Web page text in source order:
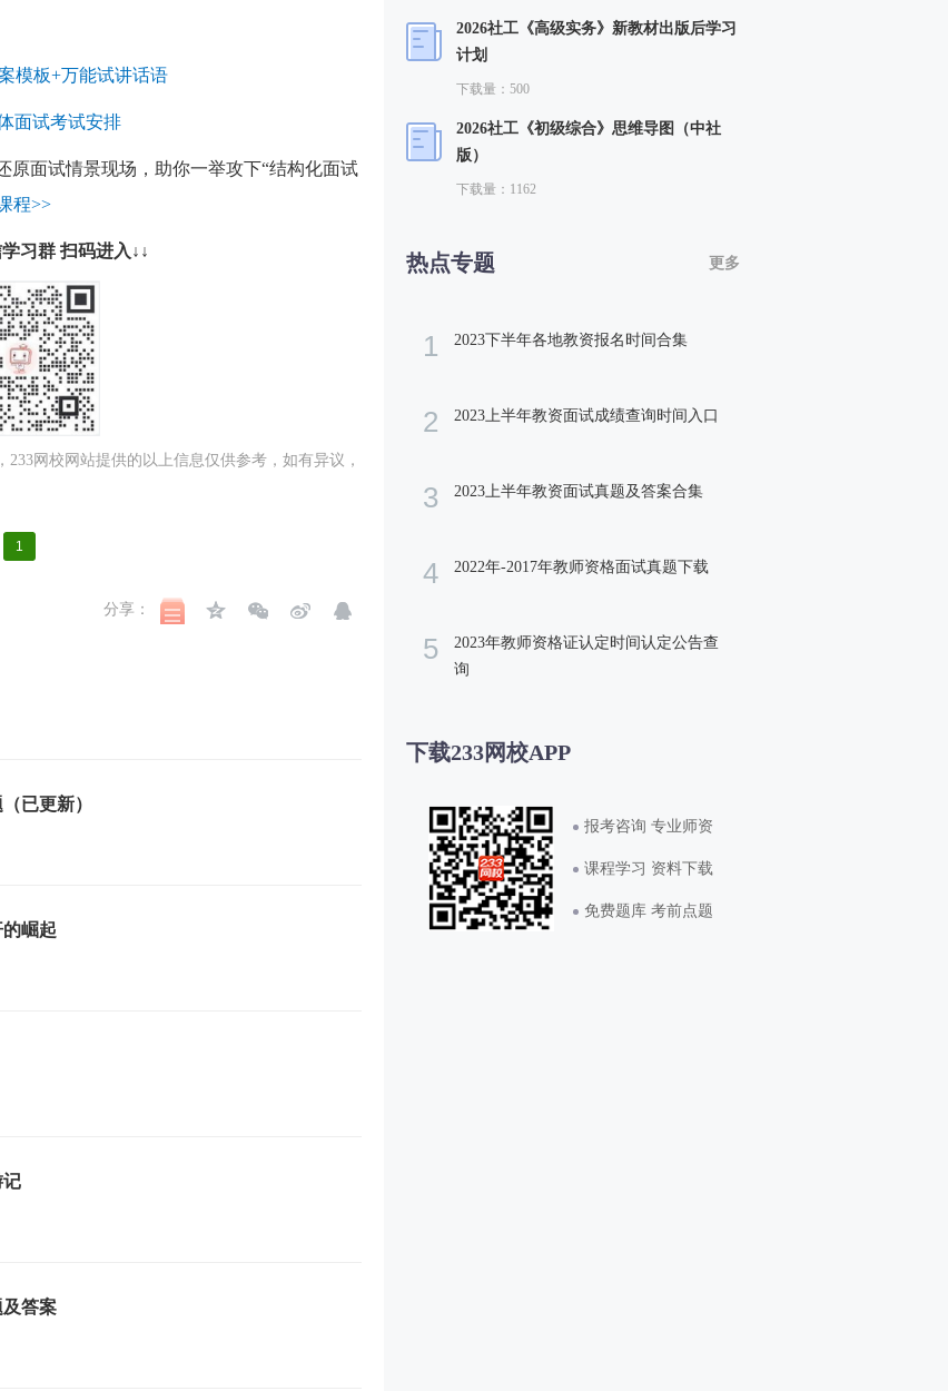
模板+万能试讲话语
面试考试安排
原面试情景现场，助你一举攻下“结构化面试
程>>
习群 扫码进入↓↓
网校网站提供的以上信息仅供参考，如有异议，
1
分享：
已更新）
崛起
记
答案
2026社工《高级实务》新教材出版后学习
计划
下载量：500
2026社工《初级综合》思维导图（中社
版）
下载量：1162
热点专题 更多
1 2023下半年各地教资报名时间合集
2 2023上半年教资面试成绩查询时间入口
3 2023上半年教资面试真题及答案合集
4 2022年-2017年教师资格面试真题下载
5
2023年教师资格证认定时间认定公告查
询
下载233网校APP
报考咨询 专业师资
课程学习 资料下载
免费题库 考前点题